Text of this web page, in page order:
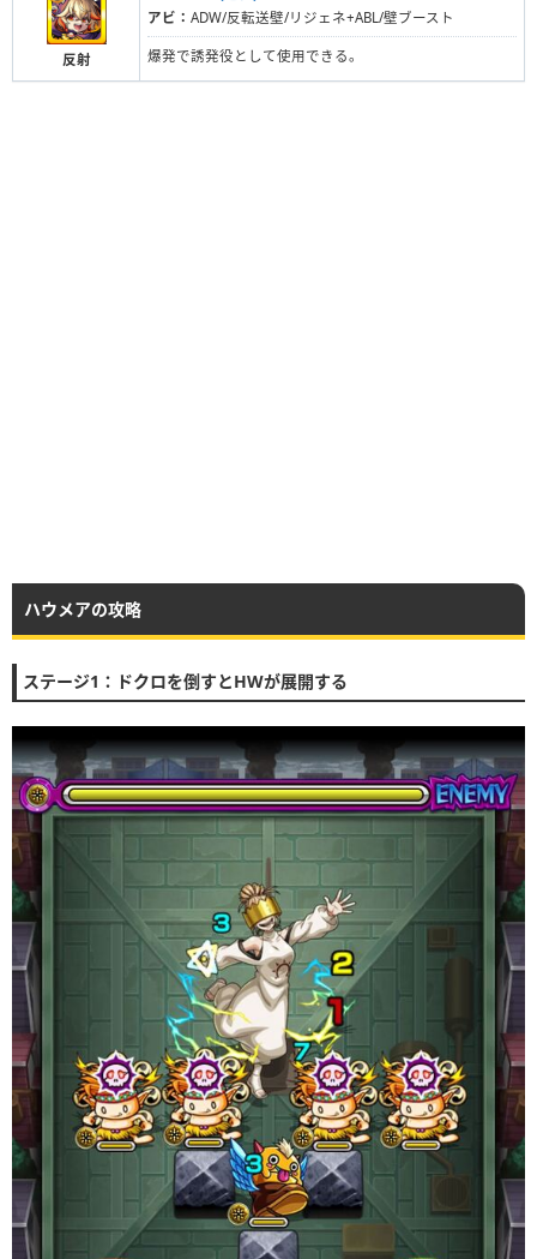
反射
アビ： ADW/反転送壁/リジェネ+ABL/壁ブースト
爆発で誘発役として使用できる。
ハウメアの攻略
ステージ1：ドクロを倒すとHWが展開する